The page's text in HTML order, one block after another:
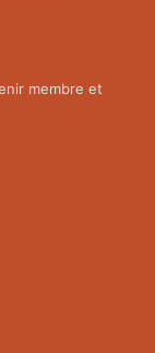
membre et